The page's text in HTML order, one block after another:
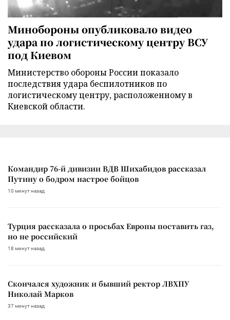
Минобороны опубликовало видео
удара по логистическому центру ВСУ
под Киевом
Министерство обороны России показало
последствия удара беспилотников по
логистическому центру, расположенному в
Киевской области.
Командир 76-й дивизии ВДВ Шихабидов рассказал
Путину о бодром настрое бойцов
10 минут назад
Турция рассказала о просьбах Европы поставить газ,
но не российский
18 минут назад
Скончался художник и бывший ректор ЛВХПУ
Николай Марков
37 минут назад